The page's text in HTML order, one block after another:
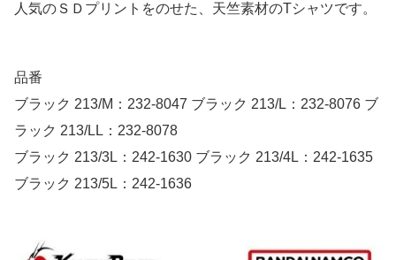
人気のＳＤプリントをのせた、天竺素材のTシャツです。
品番
ブラック 213/M：232-8047 ブラック 213/L：232-8076 ブ
ラック 213/LL：232-8078
ブラック 213/3L：242-1630 ブラック 213/4L：242-1635
ブラック 213/5L：242-1636